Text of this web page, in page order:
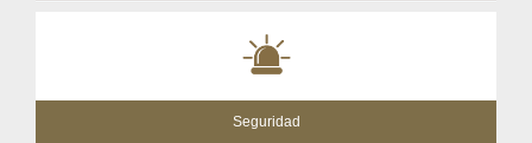
Seguridad